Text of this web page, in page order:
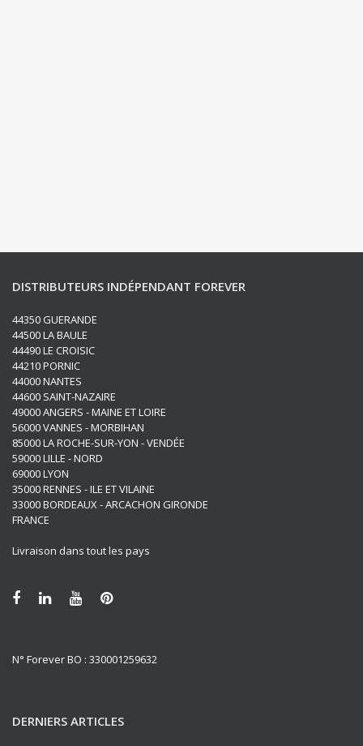
DISTRIBUTEURS INDÉPENDANT FOREVER
44350 GUERANDE
44500 LA BAULE
44490 LE CROISIC
44210 PORNIC
44000 NANTES
44600 SAINT-NAZAIRE
49000 ANGERS - MAINE ET LOIRE
56000 VANNES - MORBIHAN
85000 LA ROCHE-SUR-YON - VENDÉE
59000 LILLE - NORD
69000 LYON
35000 RENNES - ILE ET VILAINE
33000 BORDEAUX - ARCACHON GIRONDE
FRANCE
Livraison dans tout les pays
N° Forever BO : 330001259632
DERNIERS ARTICLES